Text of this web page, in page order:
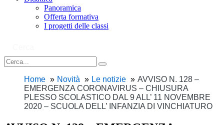
Panoramica
Offerta formativa
I progetti delle classi
Home Novità Le notizie
AVVISO N. 128 –
EMERGENZA CORONAVIRUS – CHIUSURA
PLESSO SCOLASTICO DAL 9 ALL’ 11 NOVEMBRE
2020 – SCUOLA DELL’ INFANZIA DI VINCHIATURO